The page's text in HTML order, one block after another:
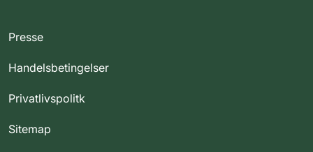
Presse
Handelsbetingelser
Privatlivspolitk
Sitemap